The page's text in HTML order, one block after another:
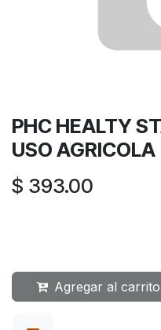
PHC HEALTY
USO AGRICOLA
$ 393.00
Agregar al carrito